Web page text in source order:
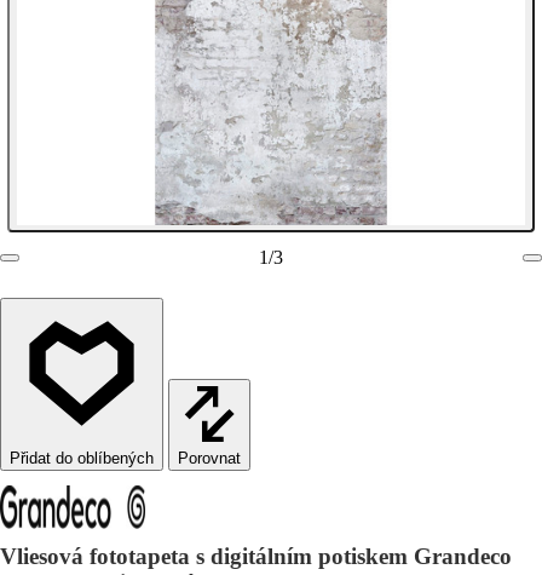
1/3
Porovnat
Vliesová fototapeta s digitálním potiskem Grandeco